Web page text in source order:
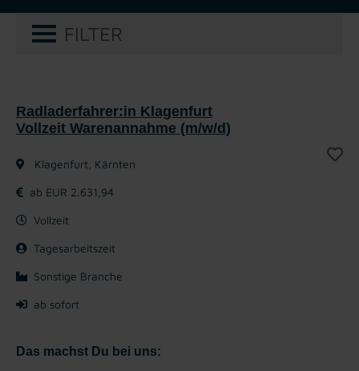
FILTER
Radladerfahrer:in Klagenfurt
Vollzeit Warenannahme (m/w/d)
Klagenfurt, Kärnten
ab EUR 2.631,94
Vollzeit
Tagesarbeitszeit
Sonstige Branche
ab sofort
Das machst Du bei uns: